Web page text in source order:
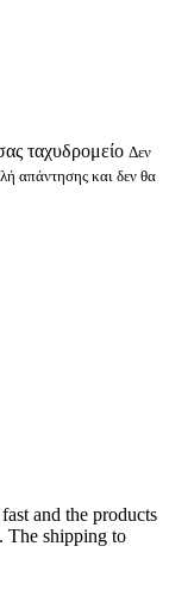
ταχυδρομείο Δεν
απάντησης και δεν θα
and the products
The shipping to